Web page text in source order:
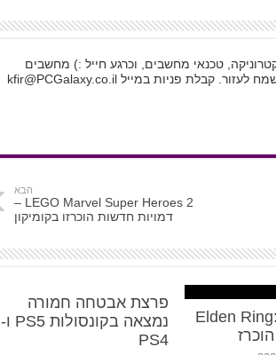
24. הנדסאי אלקטרוניקה, טכנאי מחשבים, וכרגע חייל :) מחשבים
לעזור. קבלת פניות במיילkfir@PCGalaxy.co.il
הבא
LEGO Marvel Super Heroes 2 –
דמויות חדשות הוכרזו בקומיקון
Elden
פרצת אבטחה חמורה
נמצאה בקונסולות PS5 ו-
PS4